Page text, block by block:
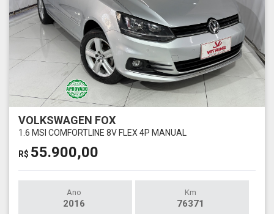
VOLKSWAGEN FOX
1.6 MSI COMFORTLINE 8V FLEX 4P MANUAL
R$ 55.900,00
Ano
2016
Km
76371